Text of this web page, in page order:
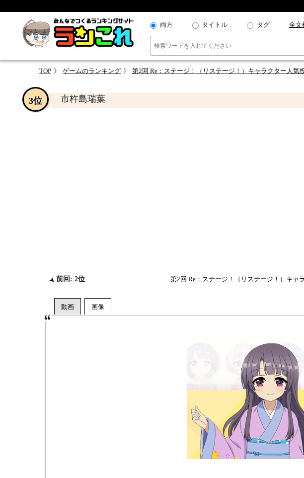
両方 タイトル タグ 全文
TOP ゲームのランキング 第2回 Re：ステージ！（リステージ！）キャラクター人気
市杵島瑞葉
3位
前回: 2位 第2回 Re：ステージ！（リステージ！）キャ